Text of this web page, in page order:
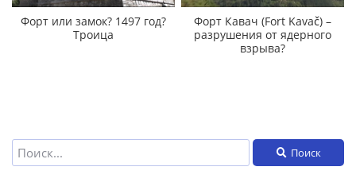
Форт или замок? 1497 год?
Троица
Форт Кавач (Fort Kavač) –
разрушения от ядерного
взрыва?
Поиск